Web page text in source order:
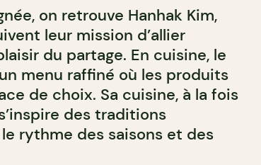
on retrouve Hanhak Kim,
leur mission d’allier
du partage. En cuisine, le
menu raffiné où les produits
de choix. Sa cuisine, à la fois
des traditions
rythme des saisons et des